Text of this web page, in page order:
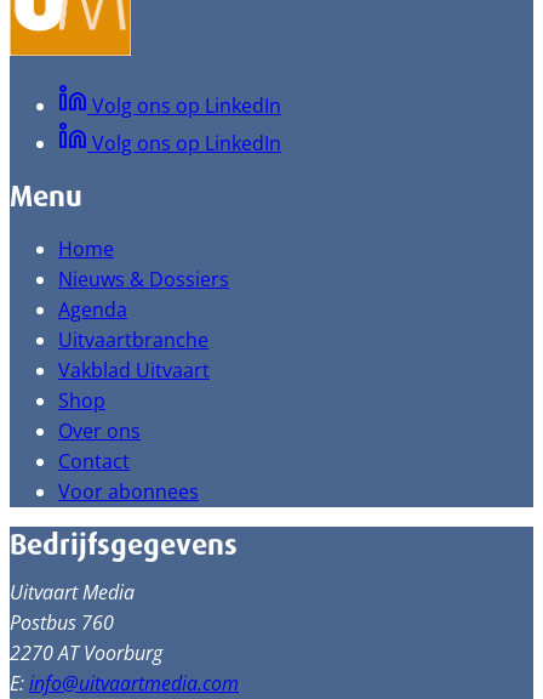
Volg ons op LinkedIn
Volg ons op LinkedIn
Menu
Home
Nieuws & Dossiers
Agenda
Uitvaartbranche
Vakblad Uitvaart
Shop
Over ons
Contact
Voor abonnees
Bedrijfsgegevens
Uitvaart Media
Postbus 760
2270 AT Voorburg
E:info@uitvaartmedia.com